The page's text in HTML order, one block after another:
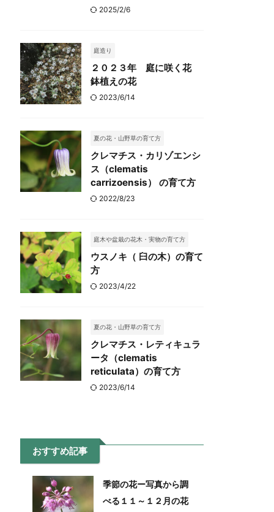
2025/2/6
庭造り
２０２３年 庭に咲く花
鉢植えの花
2023/6/14
夏の花・山野草の育て方
クレマチス・カリゾエンシ
ス（clematis
carrizoensis） の育て方
2022/8/23
庭木や盆栽の花木・実物の育て方
ウスノキ（ 臼の木）の育て
方
2023/4/22
夏の花・山野草の育て方
クレマチス・レティキュラ
ータ（clematis
reticulata）の育て方
2023/6/14
おすすめ記事
季節の花ー写真から調
べる１１～１２月の花